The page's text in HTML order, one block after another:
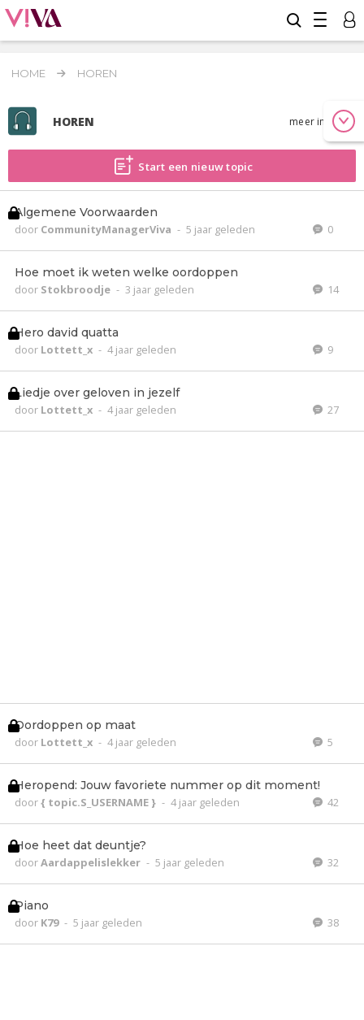
HOME HOREN
HOREN meer info
Start een nieuw topic
Algemene Voorwaarden
door CommunityManagerViva - 5 jaar geleden 0
Hoe moet ik weten welke oordoppen
door Stokbroodje - 3 jaar geleden 14
Hero david quatta
door Lottett_x - 4 jaar geleden 9
Liedje over geloven in jezelf
door Lottett_x - 4 jaar geleden 27
Oordoppen op maat
door Lottett_x - 4 jaar geleden 5
Heropend: Jouw favoriete nummer op dit moment!
door{ topic.S_USERNAME } - 4 jaar geleden 42
Hoe heet dat deuntje?
doorAardappelislekker - 5 jaar geleden 32
Piano
door K79 - 5 jaar geleden 38